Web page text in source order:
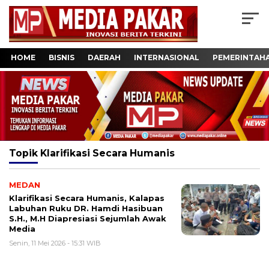
HOME BISNIS DAERAH INTERNASIONAL
Topik Klarifikasi Secara Humanis
MEDAN
Klarifikasi Secara Humanis, Kalapas
Labuhan Ruku DR. Hamdi Hasibuan
S.H., M.H Diapresiasi Sejumlah Awak
Media
Senin, 11 Mei 2026 - 15:31 WIB